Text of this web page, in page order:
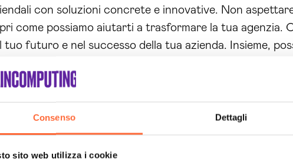
Consenso Dettagli
sito web utilizza i cookie
con soluzioni concrete e innovative. Non
come possiamo aiutarti a trasformare la tua agenzia.
tuo futuro e nel successo della tua azienda. Insieme,